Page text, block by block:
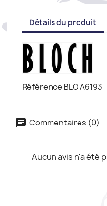
Détails du produit
Référence BLO A6193
Commentaires (0)
Aucun avis n'a été